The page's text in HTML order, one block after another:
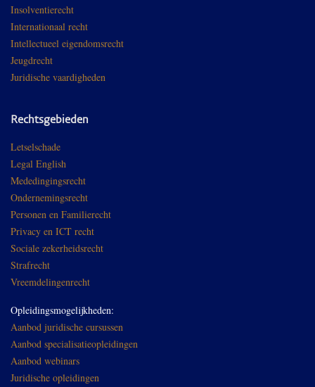
Insolventierecht
Internationaal recht
Intellectueel eigendomsrecht
Jeugdrecht
Juridische vaardigheden
Rechtsgebieden
Letselschade
Legal English
Mededingingsrecht
Ondernemingsrecht
Personen en Familierecht
Privacy en ICT recht
Sociale zekerheidsrecht
Strafrecht
Vreemdelingenrecht
Opleidingsmogelijkheden:
Aanbod juridische cursussen
Aanbod specialisatieopleidingen
Aanbod webinars
Juridische opleidingen